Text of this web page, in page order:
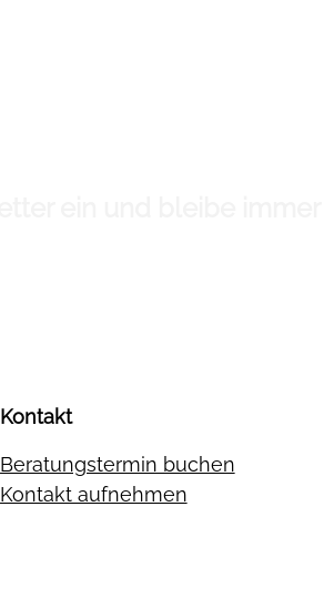
Kontakt
Beratungstermin buchen
Kontakt aufnehmen